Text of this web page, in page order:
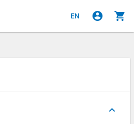
EN account_circle shopping_cart
keyboard_arrow_up